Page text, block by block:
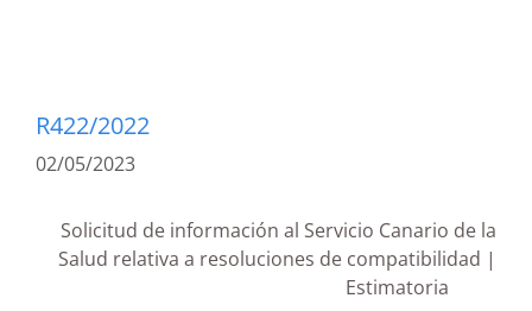
R422/2022
02/05/2023
Solicitud de información al Servicio Canario de la
Salud relativa a resoluciones de compatibilidad |
Estimatoria